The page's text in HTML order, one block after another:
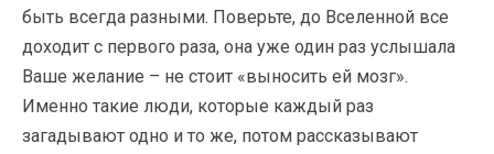
быть всегда разными. Поверьте, до Вселенной все
доходит с первого раза, она уже один раз услышала
Ваше желание – не стоит «выносить ей мозг».
Именно такие люди, которые каждый раз
загадывают одно и то же, потом рассказывают